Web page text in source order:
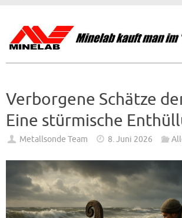
Verborgene Schätze
Eine stürmische
Metallsonde Team 8. Juni 2026